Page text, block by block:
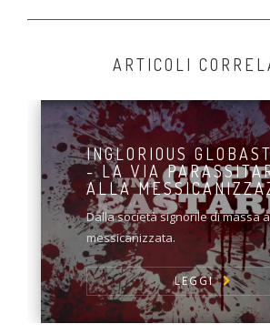
ARTICOLI
INGLORIOUS
- LA VIA
ALLA
Dalla società signorile di massa
messicanizzata.
LEGGI